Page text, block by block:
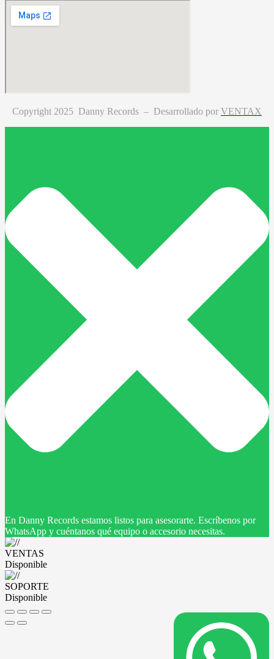
Copyright 2025 Danny Records – Desarrollado por VENTAX
En Danny Records estamos listos para asesorarte. Escríbenos por
WhatsApp y cuéntanos qué equipo o accesorio necesitas.
VENTAS
Disponible
SOPORTE
Disponible